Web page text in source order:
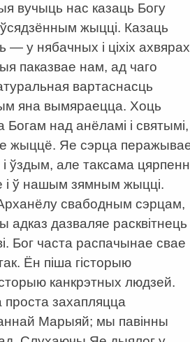
вучыць нас казаць Богу
жыцці. Казаць
— у нябачных і ціхіх
паказвае нам, ад чаго
вартаснасць
яна вымяраецца. Хоць
над анёламі і святымі,
жыццё. Яе сэрца
і ўздым, але таксама
і ў нашым зямным жыцці.
свабодным сэрцам,
дазваляе расквітнець
Бог часта распачынае свае
Ён піша гісторыю
канкрэтных людзей.
проста захапляцца
Марыяй; мы павінны